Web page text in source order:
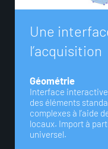
Une interfac
l’acquisition
Géométrie
Interface
des éléments
complexes à l’aide
locaux. Import à
universel.